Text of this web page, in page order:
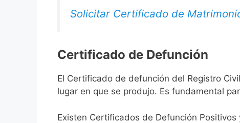
Solicitar Certificado de
Certificado de Defunción
El Certificado de defunción del Registro
lugar en que se produjo. Es fundamental
Existen Certificados de Defunción